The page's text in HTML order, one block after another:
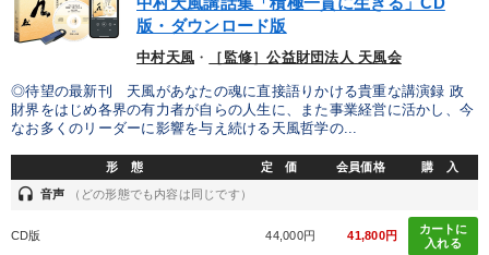
カテゴリー
タル版（音声／動画ストリーミング・ダウンロード）
成功哲学・人間学 経済・景気・相場予測
【2026年7月】音声・映像ご案内商品
版・ダウンロード版
中村天風 ・ ［監修］公益財団法人 天風会
◎待望の最新刊 天風があなたの魂に直接語りかける貴重な講演録 政
財界をはじめ各界の有力者が自らの人生に、また事業経営に活かし、今
なお多くのリーダーに影響を与え続ける天風哲学の...
形 態 定 価 会員価格 購 入
headset 音声 （どの形態でも内容は同じです）
CD版 44,000円 41,800円
カートに
入れる